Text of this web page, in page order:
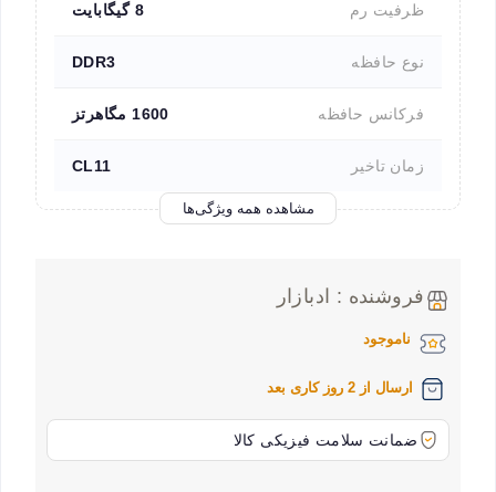
ظرفیت رم 8 گیگابایت
نوع حافظه DDR3
فرکانس حافظه 1600 مگاهرتز
زمان تاخیر CL11
مشاهده همه ویژگی‌ها
فروشنده : ادبازار
ناموجود
ارسال از 2 روز کاری بعد
ضمانت سلامت فیزیکی کالا